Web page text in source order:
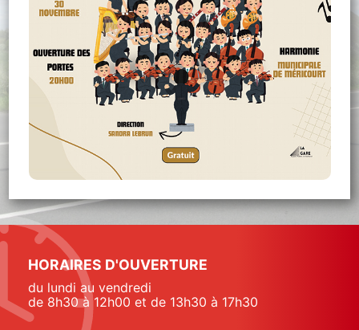
HORAIRES D'OUVERTURE
du lundi au vendredi
de 8h30 à 12h00 et de 13h30 à 17h30